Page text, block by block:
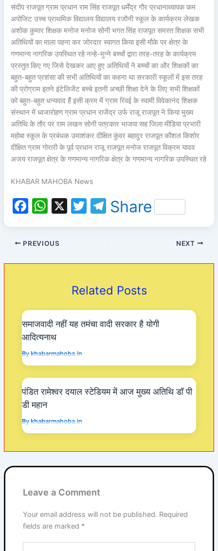
संदीप राजपूत ग्राम प्रधान राम सिंह राजपूत धर्मेंद्र गौर प्रधानाध्यापक कम
अपोजिट उच्च प्राथमिक विद्यालय विद्यालय रजौनी स्कूल के कार्यक्रम लेखक
अशोक कुमार शिक्षक मनोज मनोज सोनी भगत सिंह राजपूत समस्त शिक्षक सभी
अतिथियों का माला पहना कर जोरदार स्वागत किया इसी मौके पर क्षेत्र के
गणमान्य नागरिक उपस्थित रहे नन्हे-मुन्ने बच्चों द्वारा तरह-तरह के कार्यक्रम
प्रस्तुत किए गए जिसे देखकर आए हुए अतिथियों ने बच्चों का और शिक्षकों का
बहुत-बहुत प्रशंसा की सभी अतिथियों का कहना था सरकारी स्कूलों में इस तरह
की प्रोग्राम इतने इंटेलिजेंट बच्चे इतनी अच्छी शिक्षा देने के लिए सभी शिक्षकों
को बहुत-बहुत धन्यवाद हैं इसी क्रम में ग्राम रिवई के स्वामी विवेकानंद शिक्षक
संस्थान में ध्वजारोहण ग्राम प्रधान राजेंद्र उर्फ राजू राजपूत ने किया मुख्य
अतिथि के तौर पर राम लखन सोनी पत्रकार भाजपा सह जिला मीडिया प्रभारी
महोबा स्कूल के प्रबंधक उमाशंकर दीक्षित कुंवर बहादुर राजपूत कौशल किशोर
दीक्षित ग्राम गोरारी के पूर्व प्रधान राजू राजपूत मनोज राजपूत विक्रम यादव
अजय राजपूत क्षेत्र के गणमान्य नागरिक क्षेत्र के गणमान्य नागरिक उपस्थित रहे
KHABAR MAHOBA News
F
c
e
b
k
W
at
s
A
X
T
T
a
m
Share
PREVIOUS NEXT
Related Posts
समाजवादी नहीं यह तमंचा वादी सरकार है योगी
आदित्यनाथ
Bykhabarmahoba.in
पंडित रामेश्वर दयाल स्टेडियम में आज मुख्य अतिथि डॉ पी
डी महान
Bykhabarmahoba.in
Leave a Comment
Your email address will not be published. Required
fields are marked *